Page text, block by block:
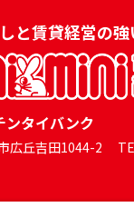
と賃貸経営の
ンタイバンク
広丘吉田1044-2